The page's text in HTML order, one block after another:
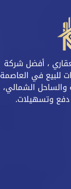
، أفضل شركة
للبيع في العاصمة
والساحل الشمالي،
دفع وتسهيلات.